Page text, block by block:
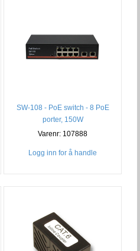
SW-108 - PoE switch - 8 PoE
porter, 150W
Varenr: 107888
Logg inn for å handle